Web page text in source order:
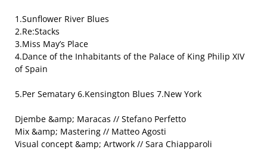
1.Sunflower River Blues
2.Re:Stacks
3.Miss May’s Place
4.Dance of the Inhabitants of the Palace of King Philip XIV
of Spain
5.Per Sematary 6.Kensington Blues 7.New York
Djembe &amp; Maracas // Stefano Perfetto
Mix &amp; Mastering // Matteo Agosti
Visual concept &amp; Artwork // Sara Chiapparoli